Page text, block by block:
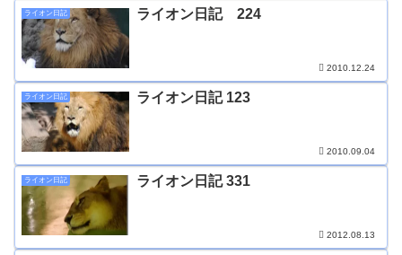
ライオン日記 ライオン日記 224
2010.12.24
ライオン日記 ライオン日記 123
2010.09.04
ライオン日記 ライオン日記 331
2012.08.13